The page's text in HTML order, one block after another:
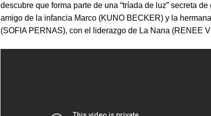
descubre que forma parte de una “tríada de luz” secreta
amigo de la infancia Marco (KUNO BECKER) y la
(SOFIA PERNAS), con el liderazgo de La Nana (RENEE